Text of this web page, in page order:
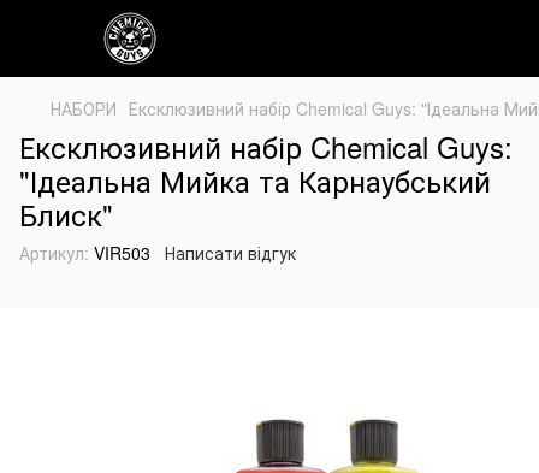
НАБОРИ Ексклюзивний набір Chemical Guys: "Ідеальна
Ексклюзивний набір Chemical Guys:
"Ідеальна Мийка та Карнаубський
Блиск"
Артикул: VIR503 Написати відгук